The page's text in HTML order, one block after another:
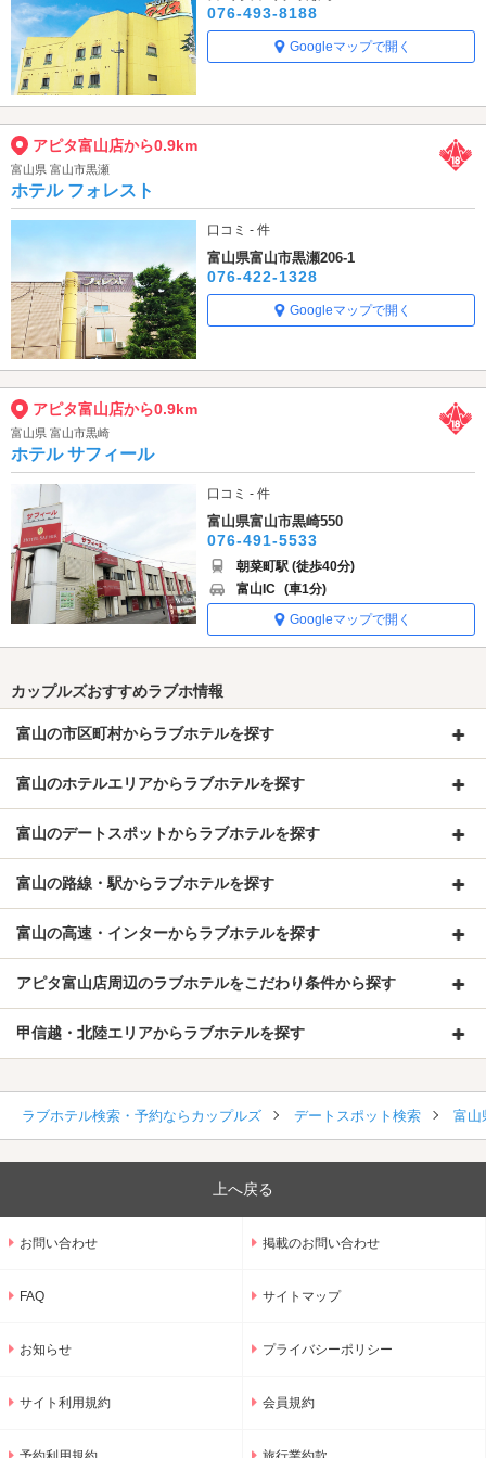
076-493-8188
Googleマップで開く
アピタ富山店から0.9km
富山県 富山市黒瀬
ホテル フォレスト
口コミ - 件
富山県富山市黒瀬206-1
076-422-1328
Googleマップで開く
アピタ富山店から0.9km
富山県 富山市黒崎
ホテル サフィール
口コミ - 件
富山県富山市黒崎550
076-491-5533
朝菜町駅 (徒歩40分)
富山IC (車1分)
Googleマップで開く
カップルズおすすめラブホ情報
富山の市区町村からラブホテルを探す
富山のホテルエリアからラブホテルを探す
富山のデートスポットからラブホテルを探す
富山の路線・駅からラブホテルを探す
富山の高速・インターからラブホテルを探す
アピタ富山店周辺のラブホテルをこだわり条件から探す
甲信越・北陸エリアからラブホテルを探す
ラブホテル検索・予約ならカップルズ デートスポット検索 富山
上へ戻る
お問い合わせ 掲載のお問い合わせ
FAQ サイトマップ
お知らせ プライバシーポリシー
サイト利用規約 会員規約